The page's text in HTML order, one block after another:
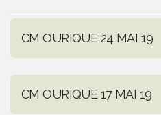
CM OURIQUE 24 MAI 19
CM OURIQUE 17 MAI 19